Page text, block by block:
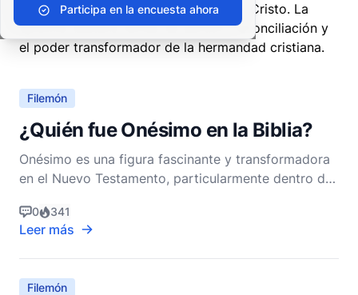
Participa en la encuesta ahora
como esclavo sino como hermano en Cristo. La
epístola destaca temas de perdón, reconciliación y
el poder transformador de la hermandad cristiana.
Filemón
¿Quién fue Onésimo en la Biblia?
Onésimo es una figura fascinante y transformadora
en el Nuevo Testamento, particularmente dentro del
encuentra principalmente en la Epístola a Filemón,
una carta breve pero poderosa escrita por el
Apóstol Pablo. Para comprender la importancia de
Oné
0 341
Leer más
Filemón